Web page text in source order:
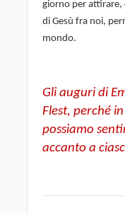
giorno per attirare,
di Gesù fra noi,
mondo.
Gli auguri di
Flest, perché
possiamo
accanto a